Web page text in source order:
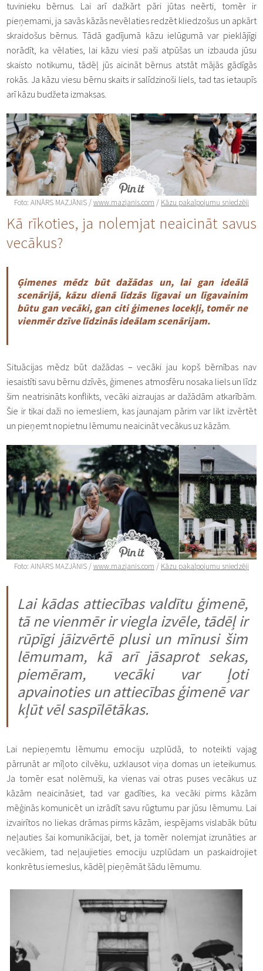
tuvinieku bērnus. Lai arī dažkārt pāri jūtas neērti, tomēr ir
pieņemami, ja savās kāzās nevēlaties redzēt kliedzošus un apkārt
skraidošus bērnus. Tādā gadījumā kāzu ielūgumā var pieklājīgi
norādīt, ka vēlaties, lai kāzu viesi paši atpūšas un izbauda jūsu
skaisto notikumu, tādēļ jūs aicināt bērnus atstāt mājās gādīgās
rokās. Ja kāzu viesu bērnu skaits ir salīdzinoši liels, tad tas ietaupīs
arī kāzu budžeta izmaksas.
Foto: AINĀRS MAZJĀNIS /www.mazjanis.com / Kāzu pakalpojumu sniedzēji
Kā rīkoties, ja nolemjat neaicināt savus
vecākus?
Ģimenes mēdz būt dažādas un, lai gan ideālā
scenārijā, kāzu dienā līdzās līgavai un līgavainim
būtu gan vecāki, gan citi ģimenes locekļi, tomēr ne
vienmēr dzīve līdzinās ideālam scenārijam.
Situācijas mēdz būt dažādas – vecāki jau kopš bērnības nav
iesaistīti savu bērnu dzīvēs, ģimenes atmosfēru nosaka liels un līdz
šim neatrisināts konflikts, vecāki aizraujas ar dažādām atkarībām.
Šie ir tikai daži no iemesliem, kas jaunajam pārim var likt izvērtēt
un pieņemt nopietnu lēmumu neaicināt vecākus uz kāzām.
Foto: AINĀRS MAZJĀNIS /www.mazjanis.com / Kāzu pakalpojumu sniedzēji
Lai kādas attiecības valdītu ģimenē,
tā ne vienmēr ir viegla izvēle, tādēļ ir
rūpīgi jāizvērtē plusi un mīnusi šim
lēmumam, kā arī jāsaprot sekas,
piemēram, vecāki var ļoti
apvainoties un attiecības ģimenē var
kļūt vēl saspīlētākas.
Lai nepieņemtu lēmumu emociju uzplūdā, to noteikti vajag
pārrunāt ar mīļoto cilvēku, uzklausot viņa domas un ieteikumus.
Ja tomēr esat nolēmuši, ka vienas vai otras puses vecākus uz
kāzām neaicināsiet, tad var gadīties, ka vecāki pirms kāzām
mēģinās komunicēt un izrādīt savu rūgtumu par jūsu lēmumu. Lai
izvairītos no liekas drāmas pirms kāzām, iespējams vislabāk būtu
neļauties šai komunikācijai, bet, ja tomēr nolemjat izrunāties ar
vecākiem, tad neļaujieties emociju uzplūdam un paskaidrojiet
konkrētus iemeslus, kādēļ pieņēmāt šādu lēmumu.